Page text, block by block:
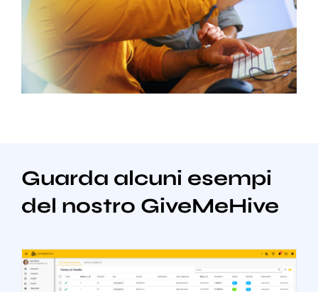
Guarda alcuni esempi
del nostro GiveMeHive